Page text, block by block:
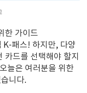
한 가이드
K-패스! 하지만, 다양
카드를 선택해야 할지
오늘은 여러분을 위한
니다.